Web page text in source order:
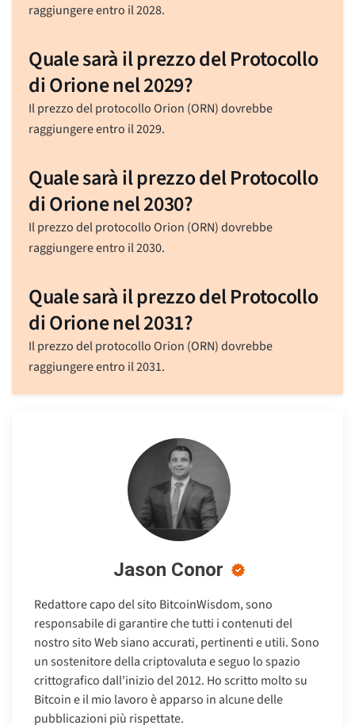
raggiungere entro il 2028.
Quale sarà il prezzo del Protocollo
di Orione nel 2029?
Il prezzo del protocollo Orion (ORN) dovrebbe
raggiungere entro il 2029.
Quale sarà il prezzo del Protocollo
di Orione nel 2030?
Il prezzo del protocollo Orion (ORN) dovrebbe
raggiungere entro il 2030.
Quale sarà il prezzo del Protocollo
di Orione nel 2031?
Il prezzo del protocollo Orion (ORN) dovrebbe
raggiungere entro il 2031.
Jason Conor
Redattore capo del sito BitcoinWisdom, sono
responsabile di garantire che tutti i contenuti del
nostro sito Web siano accurati, pertinenti e utili. Sono
un sostenitore della criptovaluta e seguo lo spazio
crittografico dall'inizio del 2012. Ho scritto molto su
Bitcoin e il mio lavoro è apparso in alcune delle
pubblicazioni più rispettate.